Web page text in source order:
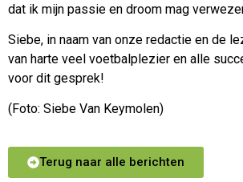
dat ik mijn passie en droom mag
Siebe, in naam van onze redactie en de
van harte veel voetbalplezier en alle
voor dit gesprek!
(Foto: Siebe Van Keymolen)
Terug naar alle berichten